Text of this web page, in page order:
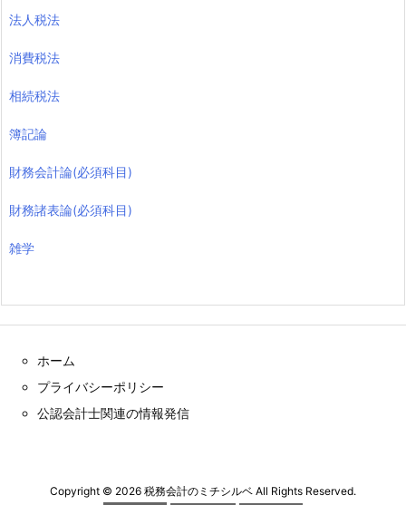
法人税法
消費税法
相続税法
簿記論
財務会計論(必須科目)
財務諸表論(必須科目)
雑学
ホーム
プライバシーポリシー
公認会計士関連の情報発信
Copyright © 2026 税務会計のミチシルベ All Rights Reserved.